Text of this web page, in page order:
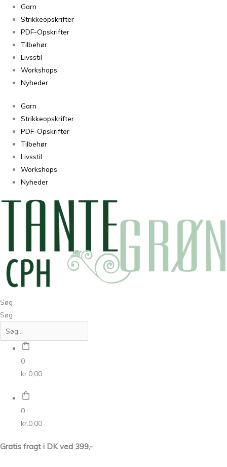
Garn
Strikkeopskrifter
PDF-Opskrifter
Tilbehør
Livsstil
Workshops
Nyheder
Garn
Strikkeopskrifter
PDF-Opskrifter
Tilbehør
Livsstil
Workshops
Nyheder
Søg
Søg
0
kr. 0,00
0
kr. 0,00
Gratis fragt i DK ved 399,-
Bedste
børnestrik
antal